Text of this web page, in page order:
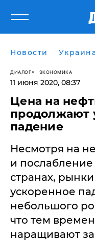
Новости
ДИАЛОГ ЭКОНОМИКА
11 июня 2020, 08:37
Цена на
продолжают
падение
Несмотря на
и
странах,
ускоренное
небольшого
что тем
наращивают